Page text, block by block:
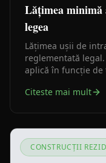
Lățimea minimă
legea
Lățimea ușii de
reglementată
aplică în funcție de
Citeste mai mult
CONSTRUCȚII